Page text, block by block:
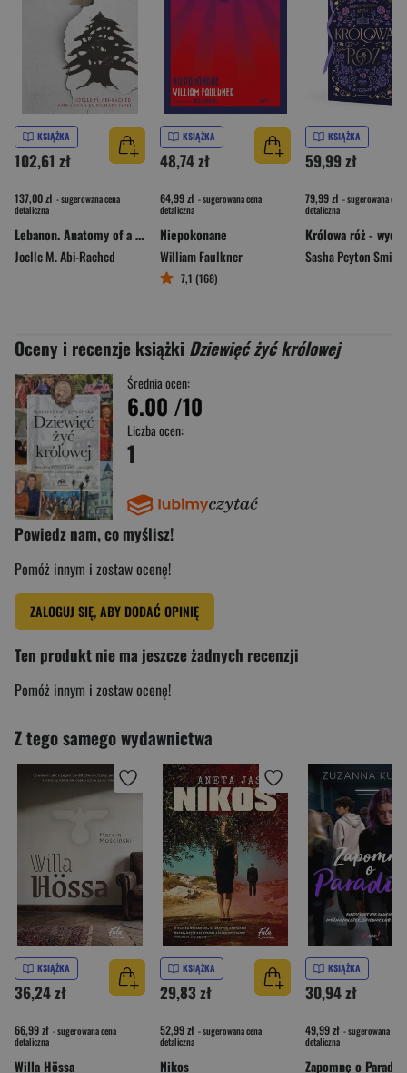
KSIĄŻKA
102,61 zł
137,00 zł - sugerowana cena
detaliczna
Lebanon. Anatomy of a Collapse
Joelle M. Abi-Rached
KSIĄŻKA
48,74 zł
64,99 zł - sugerowana cena
detaliczna
Niepokonane
William Faulkner
7,1 (168)
KSIĄŻKA
59,99 zł
79,99 zł - sugerowana cena
detaliczna
Sasha Peyton Smith
Oceny i recenzje książki Dziewięć żyć królowej
Średnia ocen:
6.00 /10
Liczba ocen:
1
Powiedz nam, co myślisz!
Pomóż innym i zostaw ocenę!
ZALOGUJ SIĘ, ABY DODAĆ OPINIĘ
Ten produkt nie ma jeszcze żadnych recenzji
Pomóż innym i zostaw ocenę!
Z tego samego wydawnictwa
KSIĄŻKA
36,24 zł
66,99 zł - sugerowana cena
detaliczna
Willa Hössa
KSIĄŻKA
29,83 zł
52,99 zł - sugerowana cena
detaliczna
Nikos
KSIĄŻKA
30,94 zł
49,99 zł - sugerowana cena
detaliczna
Zapomnę o